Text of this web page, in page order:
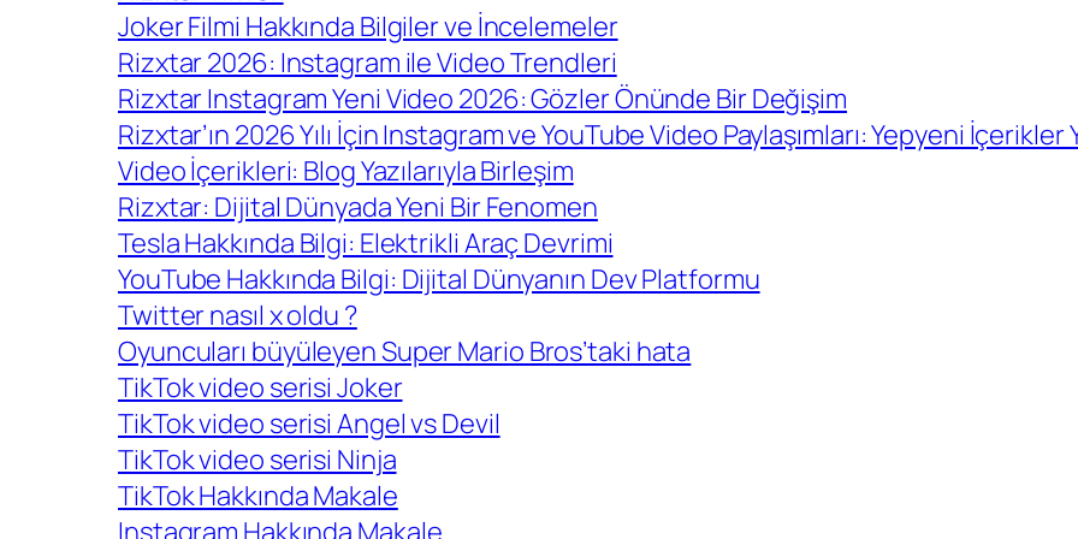
Joker Filmi Hakkında Bilgiler ve İncelemeler
Rizxtar 2026: Instagram ile Video Trendleri
Rizxtar Instagram Yeni Video 2026: Gözler Önünde Bir Değişim
Rizxtar’ın 2026 Yılı İçin Instagram ve YouTube Video Paylaşımları: Yepyeni İçerikler
Video İçerikleri: Blog Yazılarıyla Birleşim
Rizxtar: Dijital Dünyada Yeni Bir Fenomen
Tesla Hakkında Bilgi: Elektrikli Araç Devrimi
YouTube Hakkında Bilgi: Dijital Dünyanın Dev Platformu
Twitter nasıl x oldu ?
Oyuncuları büyüleyen Super Mario Bros’taki hata
TikTok video serisi Joker
TikTok video serisi Angel vs Devil
TikTok video serisi Ninja
TikTok Hakkında Makale
Instagram Hakkında Makale